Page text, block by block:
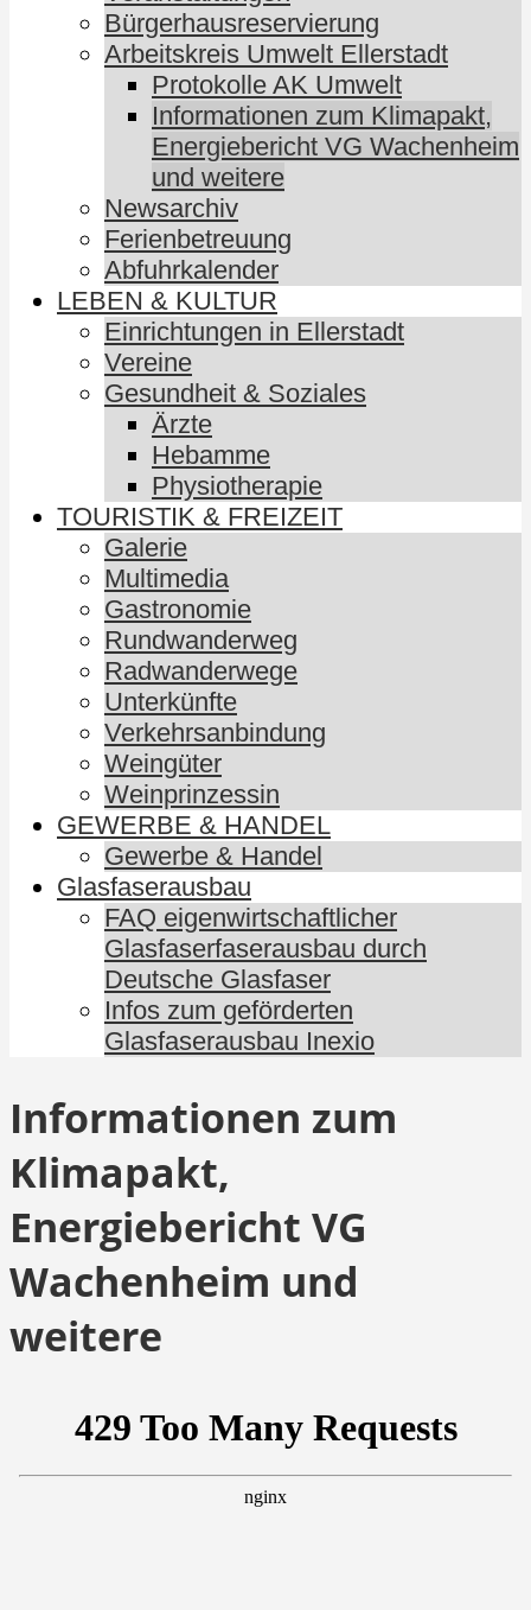
Bürgerhausreservierung
Arbeitskreis Umwelt Ellerstadt
Protokolle AK Umwelt
Informationen zum Klimapakt,
Energiebericht VG Wachenheim
und weitere
Newsarchiv
Ferienbetreuung
Abfuhrkalender
LEBEN & KULTUR
Einrichtungen in Ellerstadt
Vereine
Gesundheit & Soziales
Ärzte
Hebamme
Physiotherapie
TOURISTIK & FREIZEIT
Galerie
Multimedia
Gastronomie
Rundwanderweg
Radwanderwege
Unterkünfte
Verkehrsanbindung
Weingüter
Weinprinzessin
GEWERBE & HANDEL
Gewerbe & Handel
Glasfaserausbau
FAQ eigenwirtschaftlicher
Glasfaserfaserausbau durch
Deutsche Glasfaser
Infos zum geförderten
Glasfaserausbau Inexio
Informationen zum
Klimapakt,
Energiebericht VG
Wachenheim und
weitere